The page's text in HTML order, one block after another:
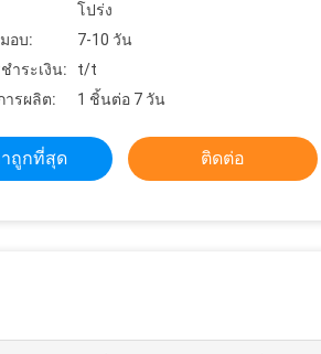
โปร่ง
อบ:
7-10 วัน
ำระเงิน:
t/t
ารผลิต:
1 ชิ้นต่อ 7 วัน
ถูกที่สุด ติดต่อ